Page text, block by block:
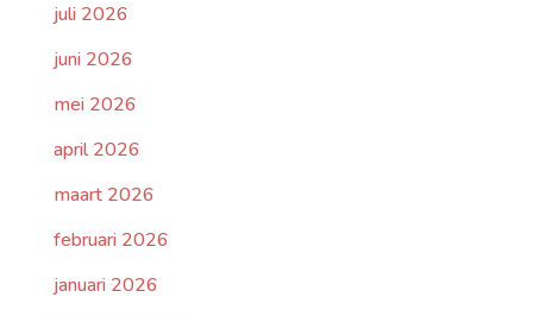
juli 2026
juni 2026
mei 2026
april 2026
maart 2026
februari 2026
januari 2026